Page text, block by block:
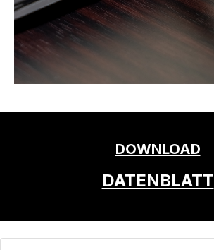
DOWNLOAD
DATENBLATT